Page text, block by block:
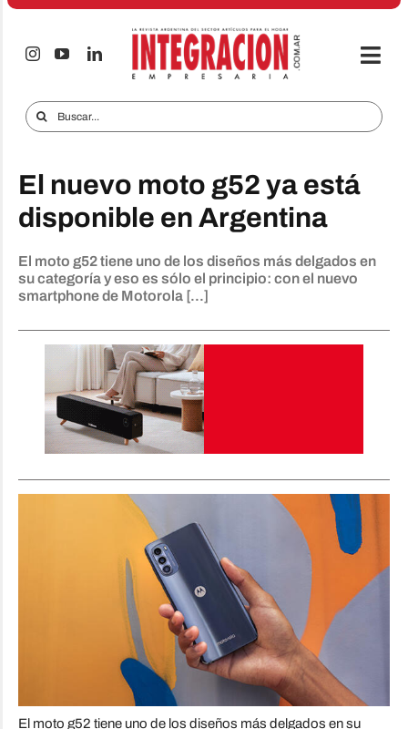
Saltar
Audio & TV
iTECNO
Celulares
Informes Especiales
Anuncie
Contacto
Buscar:
El nuevo moto g52 ya está
disponible en Argentina
El moto g52 tiene uno de los diseños más delgados en
su categoría y eso es sólo el principio: con el nuevo
smartphone de Motorola [...]
El moto g52 tiene uno de los diseños más delgados en su